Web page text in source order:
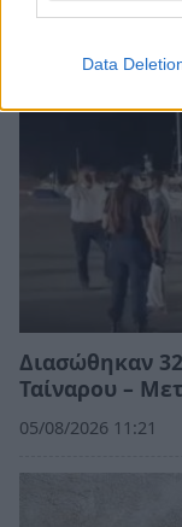
Data
Διασώθηκαν
Ταίναρου –
05/08/2026 11:21